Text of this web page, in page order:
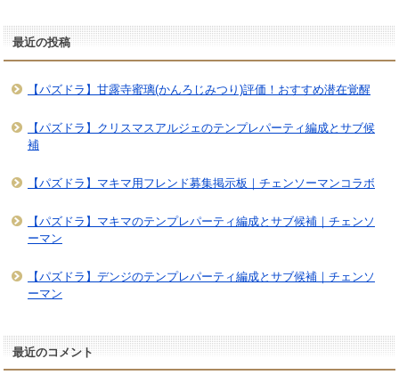
最近の投稿
【パズドラ】甘露寺蜜璃(かんろじみつり)評価！おすすめ潜在覚醒
【パズドラ】クリスマスアルジェのテンプレパーティ編成とサブ候
補
【パズドラ】マキマ用フレンド募集掲示板｜チェンソーマンコラボ
【パズドラ】マキマのテンプレパーティ編成とサブ候補｜チェンソ
ーマン
【パズドラ】デンジのテンプレパーティ編成とサブ候補｜チェンソ
ーマン
最近のコメント